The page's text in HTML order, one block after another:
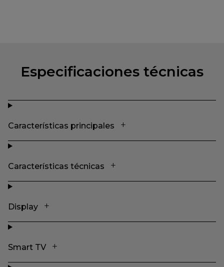
Especificaciones técnicas
Características principales
Características técnicas
Display
Smart TV